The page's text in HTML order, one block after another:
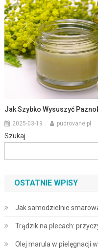
Jak Szybko Wysuszyć
2025-03-19 pudrovane.pl
Szukaj
OSTATNIE WPISY
Jak samodzielnie
Trądzik na plecach:
Olej marula w pielęgnacji